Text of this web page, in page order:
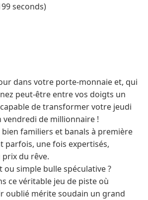
seconds)
dans votre porte-monnaie et, qui
peut-être entre vos doigts un
de transformer votre jeudi
vendredi de millionnaire !
bien familiers et banals à première
parfois, une fois expertisés,
prix du rêve.
ou simple bulle spéculative ?
ce véritable jeu de piste où
oublié mérite soudain un grand